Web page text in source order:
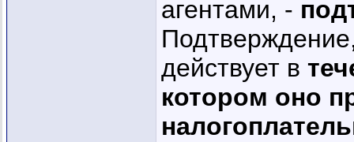
агентами, -
действует в
котором оно